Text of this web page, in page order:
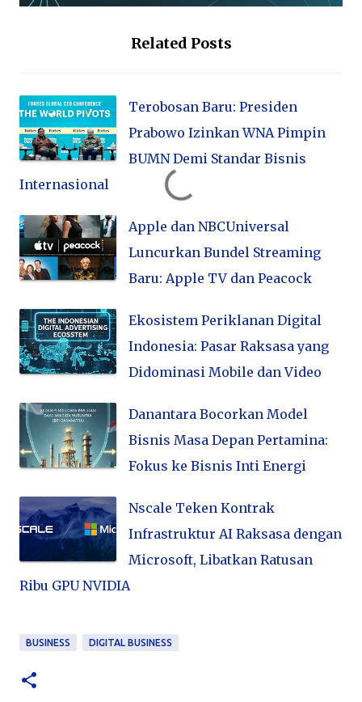
Related Posts
Terobosan Baru: Presiden
Prabowo Izinkan WNA Pimpin
BUMN Demi Standar Bisnis
Internasional
Apple dan NBCUniversal
Luncurkan Bundel Streaming
Baru: Apple TV dan Peacock
Ekosistem Periklanan Digital
Indonesia: Pasar Raksasa yang
Didominasi Mobile dan Video
Danantara Bocorkan Model
Bisnis Masa Depan Pertamina:
Fokus ke Bisnis Inti Energi
Nscale Teken Kontrak
Infrastruktur AI Raksasa dengan
Microsoft, Libatkan Ratusan
Ribu GPU NVIDIA
BUSINESS DIGITAL BUSINESS